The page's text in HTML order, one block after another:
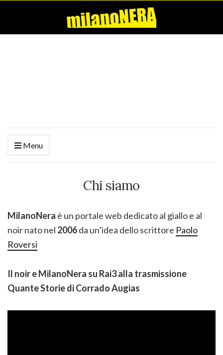
Menu
Chi siamo
MilanoNera è un portale web dedicato al giallo e al
noir nato nel 2006da un’idea dello scrittore Paolo
Roversi
Il noir e MilanoNera su Rai3 alla trasmissione
Quante Storie di Corrado Augias